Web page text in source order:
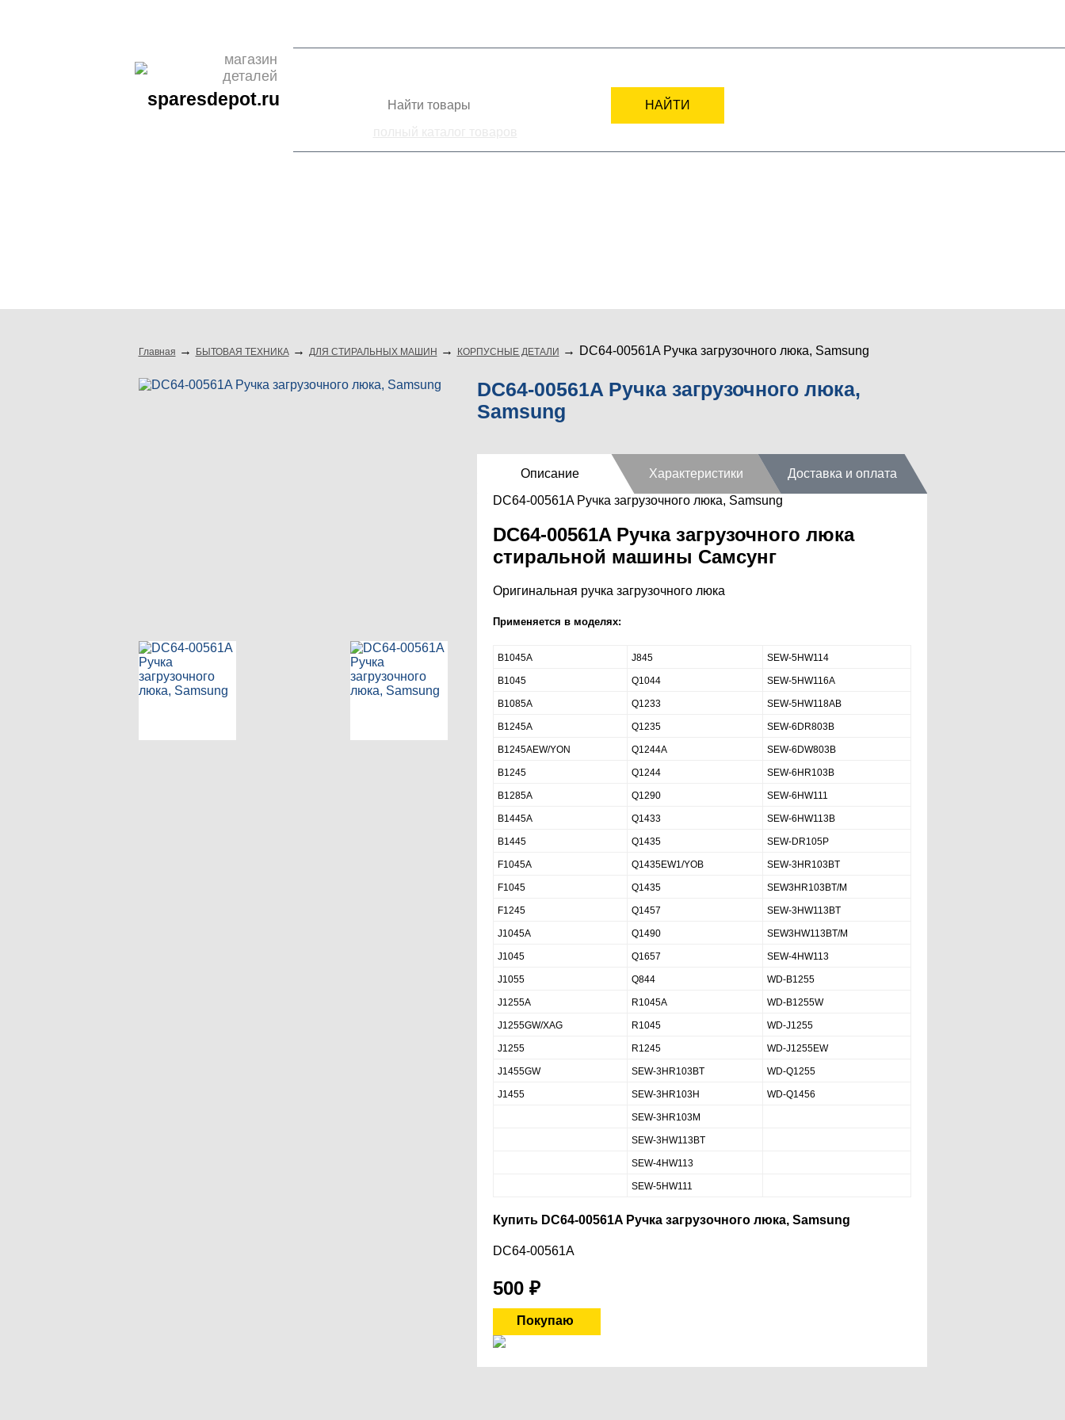
магазин
деталей
sparesdepot.ru
НАЙТИ
Главная БЫТОВАЯ ТЕХНИКА ДЛЯ СТИРАЛЬНЫХ МАШИН КОРПУСНЫЕ ДЕТАЛИ DC64-00561A Ручка загрузочного люка, Samsung
DC64-00561A Ручка загрузочного люка,
Samsung
Описание Характеристики
Доставка и оплата
DC64-00561A Ручка загрузочного люка, Samsung
DC64-00561A Ручка загрузочного люка
стиральной машины Самсунг
Оригинальная ручка загрузочного люка
Применяется в моделях:
B1045A J845 SEW-5HW114
B1045 Q1044 SEW-5HW116A
B1085A Q1233 SEW-5HW118AB
B1245A Q1235 SEW-6DR803B
B1245AEW/YON Q1244A SEW-6DW803B
B1245 Q1244 SEW-6HR103B
B1285A Q1290 SEW-6HW111
B1445A Q1433 SEW-6HW113B
B1445 Q1435 SEW-DR105P
F1045A Q1435EW1/YOB SEW-3HR103BT
F1045 Q1435 SEW3HR103BT/M
F1245 Q1457 SEW-3HW113BT
J1045A Q1490 SEW3HW113BT/M
J1045 Q1657 SEW-4HW113
J1055 Q844 WD-B1255
J1255A R1045A WD-B1255W
J1255GW/XAG R1045 WD-J1255
J1255 R1245 WD-J1255EW
J1455GW SEW-3HR103BT WD-Q1255
J1455 SEW-3HR103H WD-Q1456
SEW-3HR103M
SEW-3HW113BT
SEW-4HW113
SEW-5HW111
Купить DC64-00561A Ручка загрузочного люка, Samsung
DC64-00561A
500 ₽